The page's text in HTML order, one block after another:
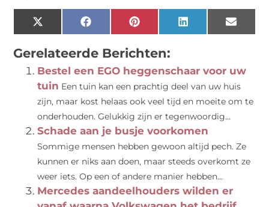
X
(Twitter)
FacebookPinterestLinkedIn Email
Gerelateerde Berichten:
Bestel een EGO heggenschaar voor uw
tuin Een tuin kan een prachtig deel van uw huis
zijn, maar kost helaas ook veel tijd en moeite om te
onderhouden. Gelukkig zijn er tegenwoordig...
Schade aan je busje voorkomen
Sommige mensen hebben gewoon altijd pech. Ze
kunnen er niks aan doen, maar steeds overkomt ze
weer iets. Op een of andere manier hebben...
Mercedes aandeelhouders wilden er